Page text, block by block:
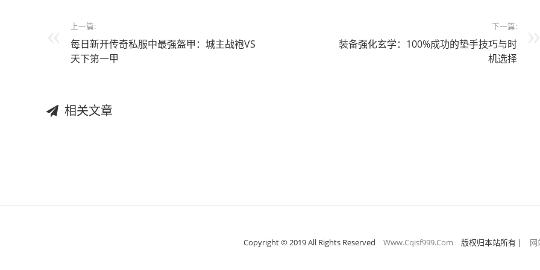
上一篇:
每日新开传奇私服中最强盔甲：城主战袍VS
天下第一甲
下一篇:
装备强化玄学：100%成功的垫手技巧与时
机选择
相关文章
Copyright © 2019 All Rights Reserved Www.Cqisf999.Com 版权归本站所有| 网